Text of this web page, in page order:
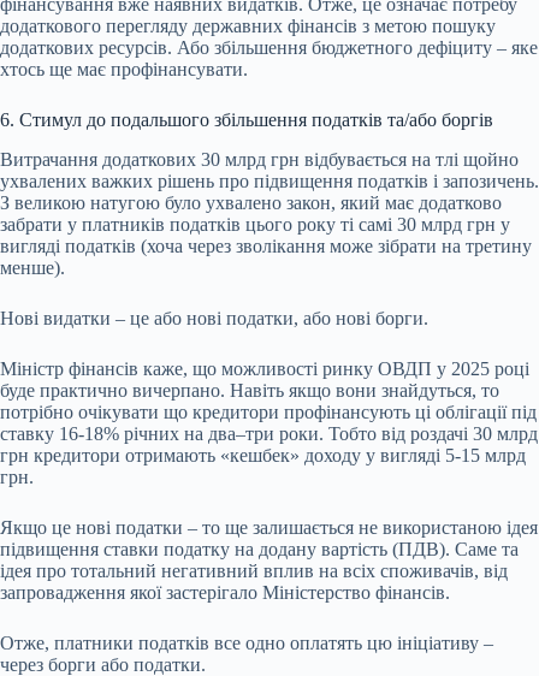
фінансування вже наявних видатків. Отже, це означає потребу
додаткового перегляду державних фінансів з метою пошуку
додаткових ресурсів. Або збільшення бюджетного дефіциту – яке
хтось ще має профінансувати.
6. Стимул до подальшого збільшення податків та/або боргів
Витрачання додаткових 30 млрд грн відбувається на тлі щойно
ухвалених важких рішень про підвищення податків і запозичень.
З великою натугою було ухвалено закон, який має додатково
забрати у платників податків цього року ті самі 30 млрд грн у
вигляді податків (хоча через зволікання може зібрати на третину
менше).
Нові видатки – це або нові податки, або нові борги.
Міністр фінансів каже, що можливості ринку ОВДП у 2025 році
буде практично вичерпано. Навіть якщо вони знайдуться, то
потрібно очікувати що кредитори профінансують ці облігації під
ставку 16-18% річних на два–три роки. Тобто від роздачі 30 млрд
грн кредитори отримають «кешбек» доходу у вигляді 5-15 млрд
грн.
Якщо це нові податки – то ще залишається не використаною ідея
підвищення ставки податку на додану вартість (ПДВ). Саме та
ідея про тотальний негативний вплив на всіх споживачів, від
запровадження якої застерігало Міністерство фінансів.
Отже, платники податків все одно оплатять цю ініціативу –
через борги або податки.